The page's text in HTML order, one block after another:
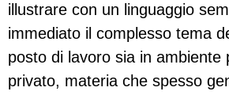
illustrare con un linguaggio
immediato il complesso tema
posto di lavoro sia in ambiente
privato, materia che spesso